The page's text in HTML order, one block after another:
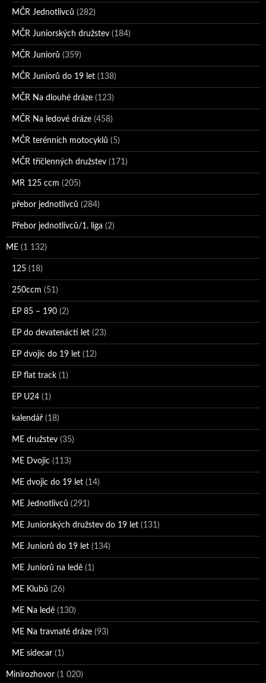
MČR Jednotlivců (282)
MČR Juniorských družstev (184)
MČR Juniorů (359)
MČR Juniorů do 19 let (138)
MČR Na dlouhé dráze (123)
MČR Na ledové dráze (458)
MČR terénních motocyklů (5)
MČR tříčlenných družstev (171)
MR 125 ccm (205)
přebor jednotlivců (284)
Přebor jednotlivců/1. liga (2)
ME (1 132)
125 (18)
250ccm (51)
EP 85 – 190 (2)
EP do devatenácti let (23)
EP dvojic do 19 let (12)
EP flat track (1)
EP U24 (1)
kalendář (18)
ME družstev (35)
ME Dvojic (113)
ME dvojic do 19 let (14)
ME Jednotlivců (291)
ME Juniorských družstev do 19 let (131)
ME Juniorů do 19 let (134)
ME Juniorů na ledě (1)
ME Klubů (26)
ME Na ledě (130)
ME Na travnaté dráze (93)
ME sidecar (1)
Minirozhovor (1 020)